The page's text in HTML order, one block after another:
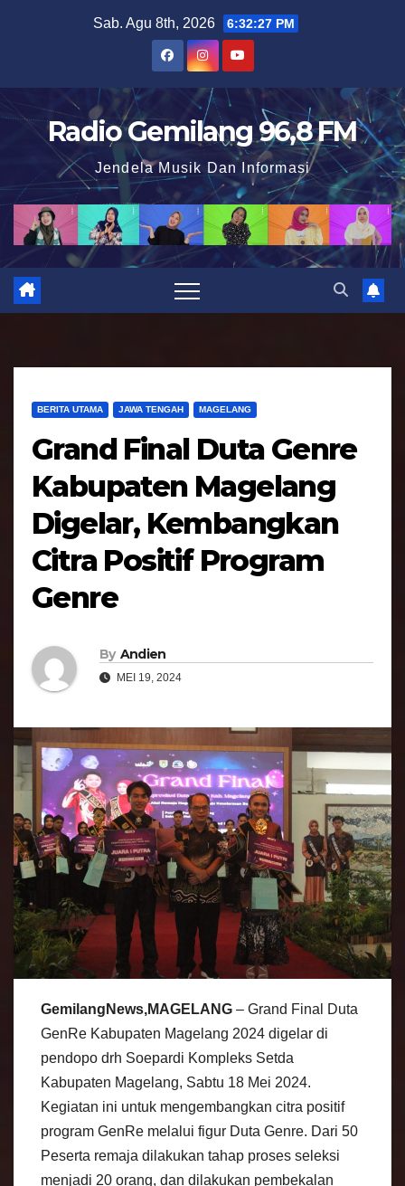
t
o
n
Sab. Agu 8th, 2026 6:32:28 PM
Radio Gemilang 96,8 FM
Jendela Musik Dan Informasi
BERITA UTAMA JAWA TENGAH MAGELANG
Grand Final Duta Genre
Kabupaten Magelang
Digelar, Kembangkan
Citra Positif Program
Genre
By Andien
MEI 19, 2024
GemilangNews,MAGELANG – Grand Final Duta
GenRe Kabupaten Magelang 2024 digelar di
pendopo drh Soepardi Kompleks Setda
Kabupaten Magelang, Sabtu 18 Mei 2024.
Kegiatan ini untuk mengembangkan citra positif
program GenRe melalui figur Duta Genre. Dari 50
Peserta remaja dilakukan tahap proses seleksi
menjadi 20 orang, dan dilakukan pembekalan